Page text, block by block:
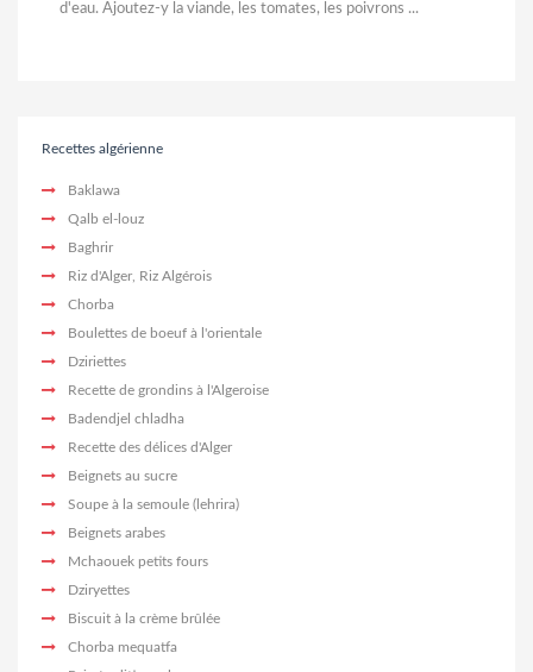
d'eau. Ajoutez-y la viande, les tomates, les poivrons ...
Recettes algérienne
Baklawa
Qalb el-louz
Baghrir
Riz d'Alger, Riz Algérois
Chorba
Boulettes de boeuf à l'orientale
Dziriettes
Recette de grondins à l'Algeroise
Badendjel chladha
Recette des délices d'Alger
Beignets au sucre
Soupe à la semoule (lehrira)
Beignets arabes
Mchaouek petits fours
Dziryettes
Biscuit à la crème brûlée
Chorba mequatfa